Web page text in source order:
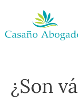
¿Son